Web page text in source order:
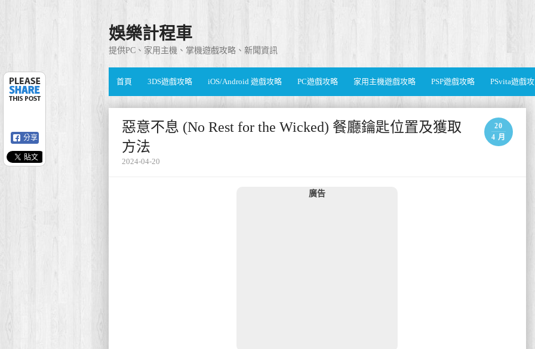
娛樂計程車
提供PC、家用主機、掌機遊戲攻略、新聞資訊
首頁 3DS遊戲攻略 iOS/Android 遊戲攻略 PC遊戲攻略 家用主機遊戲攻略 PSP遊戲攻略 PSvita遊戲
惡意不息 (No Rest for the Wicked) 餐廳鑰匙位置及獲取
方法
20
4 月
2024-04-20
廣告
分享